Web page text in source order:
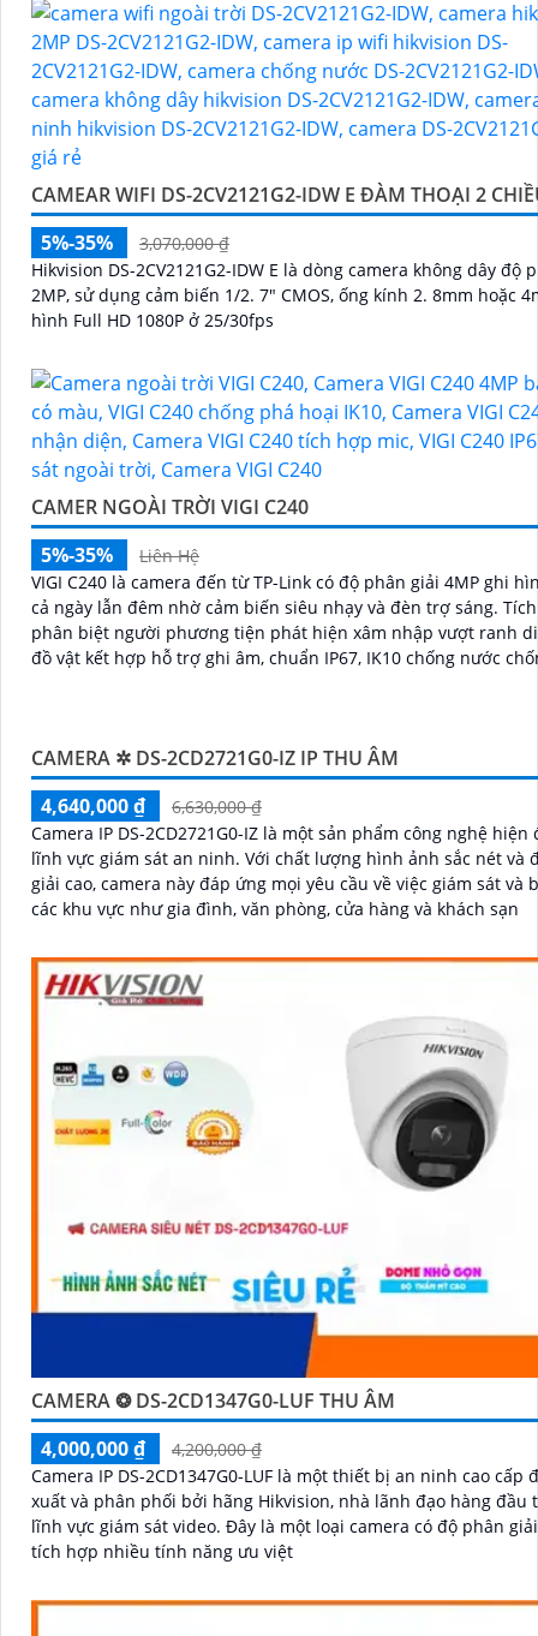
CAMEAR WIFI DS-2CV2121G2-IDW E ĐÀM THOẠI 2
5%-35%
3,070,000 ₫
Hikvision DS-2CV2121G2-IDW E là dòng camera không dây độ
2MP, sử dụng cảm biến 1/2. 7" CMOS, ống kính 2. 8mm hoặc
hình Full HD 1080P ở 25/30fps
CAMER NGOÀI TRỜI VIGI C240
5%-35%
Liên Hệ
VIGI C240 là camera đến từ TP-Link có độ phân giải 4MP ghi
cả ngày lẫn đêm nhờ cảm biến siêu nhạy và đèn trợ sáng. Tích hợp AI
phân biệt người phương tiện phát hiện xâm nhập vượt ranh
đồ vật kết hợp hỗ trợ ghi âm, chuẩn IP67, IK10 chống nước
CAMERA ✲ DS-2CD2721G0-IZ IP THU ÂM
4,640,000 ₫
6,630,000 ₫
Camera IP DS-2CD2721G0-IZ là một sản phẩm công nghệ hiện
lĩnh vực giám sát an ninh. Với chất lượng hình ảnh sắc nét và độ phân
giải cao, camera này đáp ứng mọi yêu cầu về việc giám sát và
các khu vực như gia đình, văn phòng, cửa hàng và khách sạn
CAMERA ❂ DS-2CD1347G0-LUF THU ÂM
4,000,000 ₫
4,200,000 ₫
Camera IP DS-2CD1347G0-LUF là một thiết bị an ninh cao cấp
xuất và phân phối bởi hãng Hikvision, nhà lãnh đạo hàng đầu
lĩnh vực giám sát video. Đây là một loại camera có độ phân giải cao và
tích hợp nhiều tính năng ưu việt